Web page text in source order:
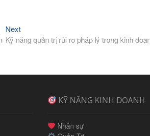
NextNext
post:
Kỹ năng quản trị rủi ro pháp lý trong kinh
KỸ NĂNG KINH DOANH
Nhân sự